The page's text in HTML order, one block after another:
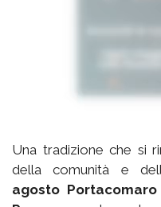
Una tradizione che si
della comunità e
agosto